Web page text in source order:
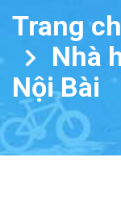
Trang
Nhà
Nội Bài